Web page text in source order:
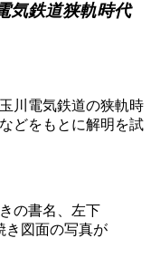
気鉄道狭軌時代
川電気鉄道の狭軌時
どをもとに解明を試